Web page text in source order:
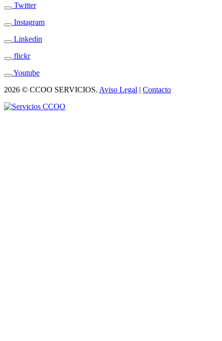
Twitter
Instagram
Linkedin
flickr
Youtube
2026 © CCOO SERVICIOS. Aviso Legal | Contacto